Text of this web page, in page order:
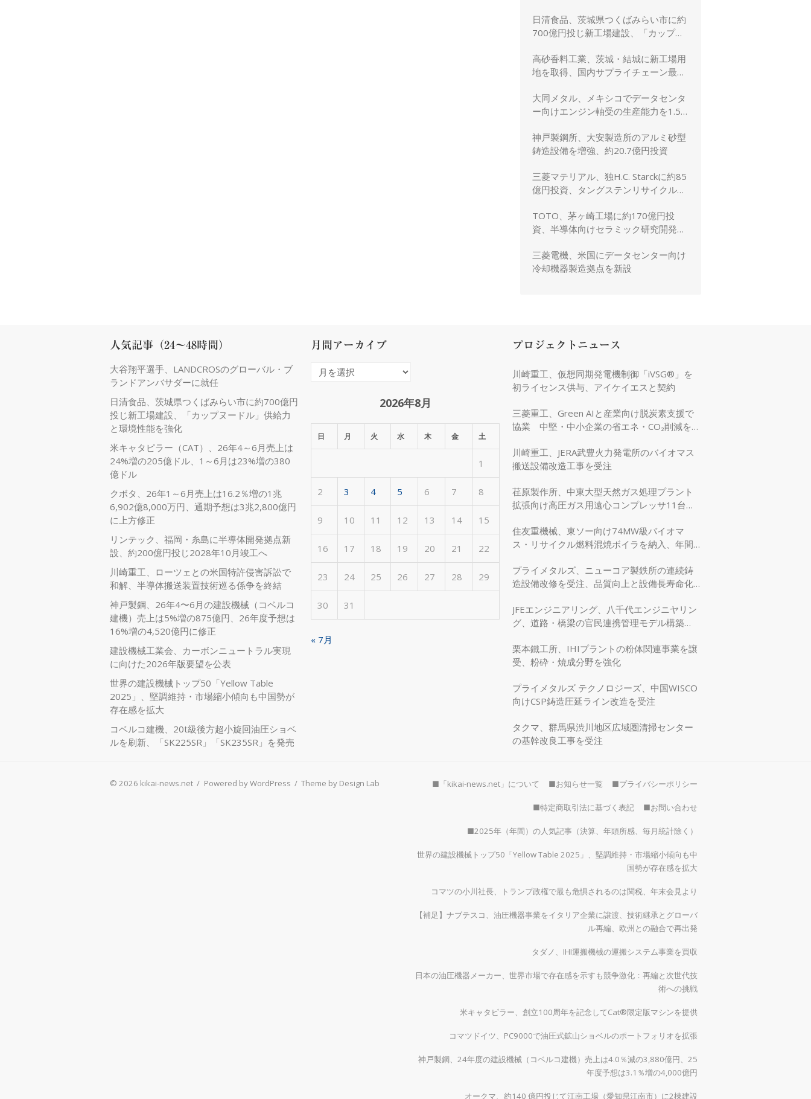
日清食品、茨城県つくばみらい市に約
700億円投じ新工場建設、「カップヌ
高砂香料工業、茨城・結城に新工場用
地を取得、国内サプライチェーン最適
大同メタル、メキシコでデータセンタ
ー向けエンジン軸受の生産能力を1.5
神戸製鋼所、大安製造所のアルミ砂型
鋳造設備を増強、約20.7億円投資
三菱マテリアル、独H.C. Starckに約85
億円投資、タングステンリサイクル能
TOTO、茅ヶ崎工場に約170億円投
資、半導体向けセラミック研究開発棟
三菱電機、米国にデータセンター向け
冷却機器製造拠点を新設
人気記事（24～48時間）
大谷翔平選手、LANDCROSのグローバル・ブ
ランドアンバサダーに就任
日清食品、茨城県つくばみらい市に約700億円
投じ新工場建設、「カップヌードル」供給力
と環境性能を強化
米キャタピラー（CAT）、26年4～6月売上は
24%増の205億ドル、1～6月は23%増の380
億ドル
クボタ、26年1～6月売上は16.2％増の1兆
6,902億8,000万円、通期予想は3兆2,800億円
に上方修正
リンテック、福岡・糸島に半導体開発拠点新
設、約200億円投じ2028年10月竣工へ
川崎重工、ローツェとの米国特許侵害訴訟で
和解、半導体搬送装置技術巡る係争を終結
神戸製鋼、26年4〜6月の建設機械（コベルコ
建機）売上は5%増の875億円、26年度予想は
16%増の4,520億円に修正
建設機械工業会、カーボンニュートラル実現
に向けた2026年版要望を公表
世界の建設機械トップ50「Yellow Table
2025」、堅調維持・市場縮小傾向も中国勢が
存在感を拡大
コベルコ建機、20t級後方超小旋回油圧ショベ
ルを刷新、「SK225SR」「SK235SR」を発売
月間アーカイブ
カ
イ
2026年8月
日 月 火 水 木 金 土
1
2 3 4 5 6 7 8
9 10 11 12 13 14 15
16 17 18 19 20 21 22
23 24 25 26 27 28 29
30 31
« 7月
プロジェクトニュース
川崎重工、仮想同期発電機制御「iVSG®」を
初ライセンス供与、アイケイエスと契約
三菱重工、Green AIと産業向け脱炭素支援で
協業 中堅・中小企業の省エネ・CO₂削減を強
川崎重工、JERA武豊火力発電所のバイオマス
搬送設備改造工事を受注
荏原製作所、中東大型天然ガス処理プラント
拡張向け高圧ガス用遠心コンプレッサ11台を
住友重機械、東ソー向け74MW級バイオマ
ス・リサイクル燃料混焼ボイラを納入、年間
プライメタルズ、ニューコア製鉄所の連続鋳
造設備改修を受注、品質向上と設備長寿命化
JFEエンジニアリング、八千代エンジニヤリン
グ、道路・橋梁の官民連携管理モデル構築
栗本鐵工所、IHIプラントの粉体関連事業を譲
受、粉砕・焼成分野を強化
プライメタルズ テクノロジーズ、中国WISCO
向けCSP鋳造圧延ライン改造を受注
タクマ、群馬県渋川地区広域圏清掃センター
の基幹改良工事を受注
© 2026 kikai-news.net / Powered by WordPress / Theme by Design Lab ■「kikai-news.net」について ■お知らせ一覧 ■プライバシーポリシー
■特定商取引法に基づく表記 ■お問い合わせ
■2025年（年間）の人気記事（決算、年頭所感、毎月統計除く）
世界の建設機械トップ50「Yellow Table 2025」、堅調維持・市場縮小傾向も中
国勢が存在感を拡大
コマツの小川社長、トランプ政権で最も危惧されるのは関税、年末会見より
【補足】ナブテスコ、油圧機器事業をイタリア企業に譲渡、技術継承とグローバ
ル再編、欧州との融合で再出発
タダノ、IHI運搬機械の運搬システム事業を買収
日本の油圧機器メーカー、世界市場で存在感を示すも競争激化：再編と次世代技
術への挑戦
米キャタピラー、創立100周年を記念してCat®限定版マシンを提供
コマツドイツ、PC9000で油圧式鉱山ショベルのポートフォリオを拡張
神戸製鋼、24年度の建設機械（コベルコ建機）売上は4.0％減の3,880億円、25
年度予想は3.1％増の4,000億円
オークマ、約140 億円投じて江南工場（愛知県江南市）に2棟建設